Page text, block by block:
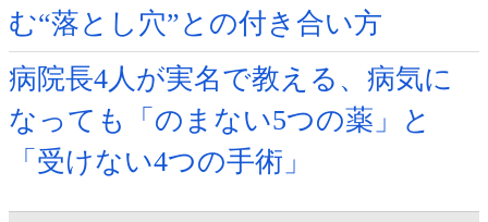
む“落とし穴”との付き合い方
病院長4人が実名で教える、病気に
なっても「のまない5つの薬」と
「受けない4つの手術」